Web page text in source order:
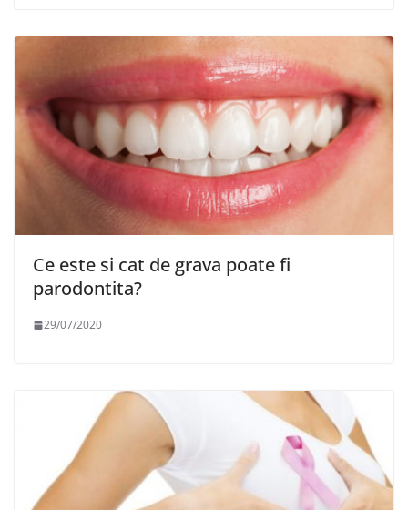
Ce este si cat de grava poate fi
parodontita?
29/07/2020